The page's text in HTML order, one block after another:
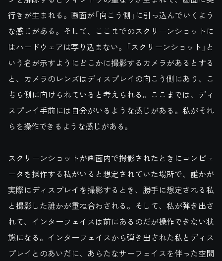
行きが生まれる。画面が「向こう側」に引っ込んでいくよう
な感じがある。そして、ここまでのスクリーンショットに
はハードウェアは写り込まない。「スクリーンショット」と
いう名が示すようにどこかに撮影するカメラがあるとする
と、カメラのレンズはディスプレイの向こう側にあり、こ
ちら側に向けられていると考えられる。ここまでは、ディ
スプレイ手前には自分がいるような感じがある。私がそれ
らを操作できるような感じがある。
スクリーンショットが画面内で撮影されたときにコンピュ
ータを操作する私がいると想定されていた場所で、誰かが
実際にディスプレイを撮影するとき、勝手に想定される私
と撮影した誰かが重ね合わされる。そして、私が弾き出さ
れて、インターフェイスは前にあるのだが操作できない状
態になる。インターフェイスから弾き出された私とディス
プレイとのあいだに、あらたなサーフェイスを伴った空間